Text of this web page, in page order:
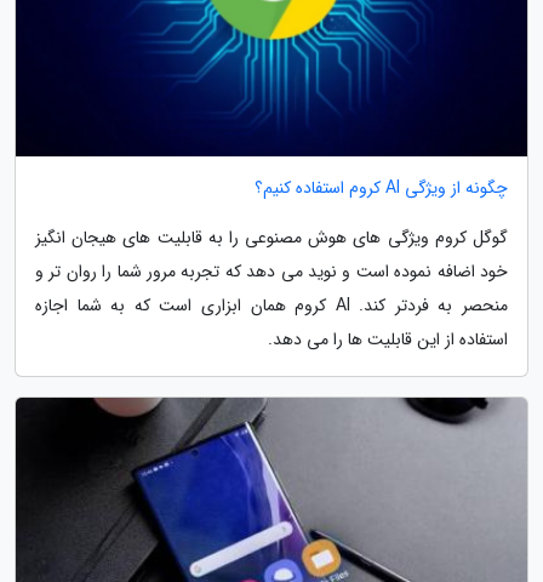
چگونه از ویژگی AI کروم استفاده کنیم؟
گوگل کروم ویژگی های هوش مصنوعی را به قابلیت های هیجان انگیز
خود اضافه نموده است و نوید می دهد که تجربه مرور شما را روان تر و
منحصر به فردتر کند. AI کروم همان ابزاری است که به شما اجازه
استفاده از این قابلیت ها را می دهد.